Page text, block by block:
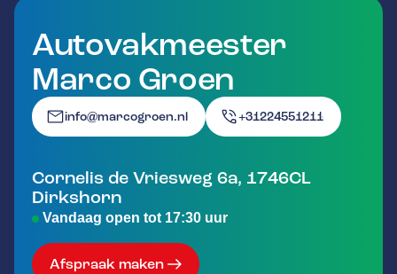
Autovakmeester
Marco Groen
info@marcogroen.nl +31224551211
Cornelis de Vriesweg 6a, 1746CL
Dirkshorn
Vandaag open tot 17:30 uur
Afspraak maken